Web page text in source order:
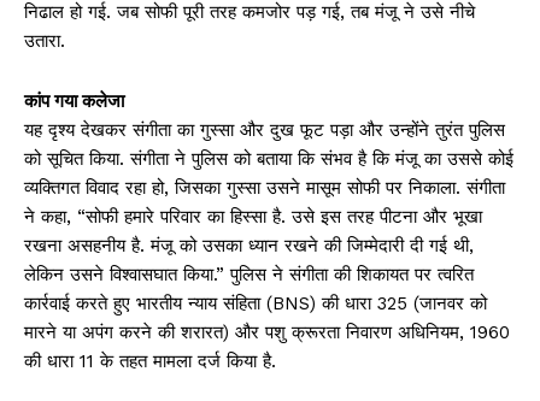
निढाल हो गई. जब सोफी पूरी तरह कमजोर पड़ गई, तब मंजू ने उसे नीचे
उतारा.
कांप गया कलेजा
यह दृश्य देखकर संगीता का गुस्सा और दुख फूट पड़ा और उन्होंने तुरंत पुलिस
को सूचित किया. संगीता ने पुलिस को बताया कि संभव है कि मंजू का उससे कोई
व्यक्तिगत विवाद रहा हो, जिसका गुस्सा उसने मासूम सोफी पर निकाला. संगीता
ने कहा, “सोफी हमारे परिवार का हिस्सा है. उसे इस तरह पीटना और भूखा
रखना असहनीय है. मंजू को उसका ध्यान रखने की जिम्मेदारी दी गई थी,
लेकिन उसने विश्वासघात किया.” पुलिस ने संगीता की शिकायत पर त्वरित
कार्रवाई करते हुए भारतीय न्याय संहिता (BNS) की धारा 325 (जानवर को
मारने या अपंग करने की शरारत) और पशु क्रूरता निवारण अधिनियम, 1960
की धारा 11 के तहत मामला दर्ज किया है.